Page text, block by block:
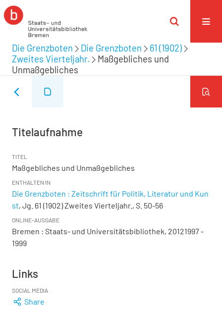
Die Grenzboten Die Grenzboten
61 (1902)
Zweites Vierteljahr.
Maßgebliches und
Unmaßgebliches
Titelaufnahme
TITEL
Maßgebliches und Unmaßgebliches
ENTHALTEN IN
Die Grenzboten : Zeitschrift für Politik, Literatur und Kun
st, Jg. 61 (1902) Zweites Vierteljahr., S. 50-56
ONLINE-AUSGABE
Bremen : Staats- und Universitätsbibliothek, 20121997 -
1999
Links
SOCIAL MEDIA
Share